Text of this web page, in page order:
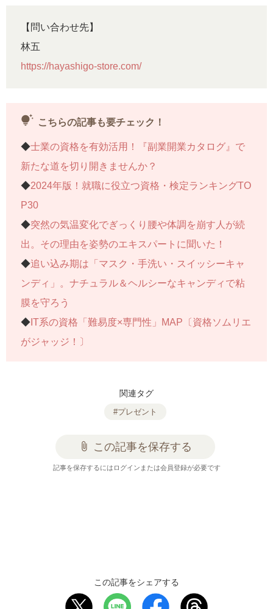
【問い合わせ先】
林五
https://hayashigo-store.com/
tips_and_updates こちらの記事も要チェック！
◆士業の資格を有効活用！『副業開業カタログ』で
新たな道を切り開きませんか？
◆2024年版！就職に役立つ資格・検定ランキングTO
P30
◆突然の気温変化でぎっくり腰や体調を崩す人が続
出。その理由を姿勢のエキスパートに聞いた！
◆追い込み期は「マスク・手洗い・スイッシーキャ
ンディ」。ナチュラル＆ヘルシーなキャンディで粘
膜を守ろう
◆ IT系の資格「難易度×専門性」MAP〔資格ソムリエ
がジャッジ！〕
関連タグ
#プレゼント
attach_file この記事を保存する
記事を保存するにはログインまたは会員登録が必要です
この記事をシェアする